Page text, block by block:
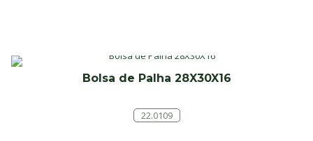
Bolsa de Palha 28X30X16
22.0109